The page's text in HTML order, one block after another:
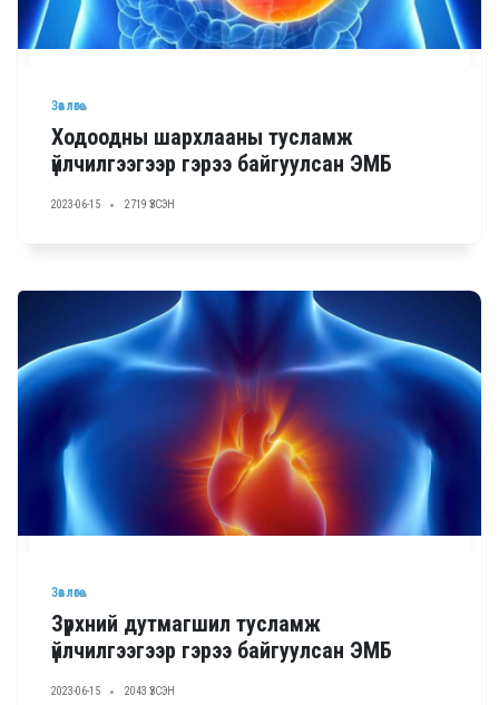
Зөвлөгөө
Ходоодны шархлааны тусламж
үйлчилгээгээр гэрээ байгуулсан ЭМБ
2023-06-15 2719 ҮЗСЭН
Зөвлөгөө
Зүрхний дутмагшил тусламж
үйлчилгээгээр гэрээ байгуулсан ЭМБ
2023-06-15 2043 ҮЗСЭН